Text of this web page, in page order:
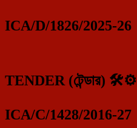
ICA/D/1826/2025-26
TENDER (টেন্ডার) 🛠️⚙️
ICA/C/1428/2016-27